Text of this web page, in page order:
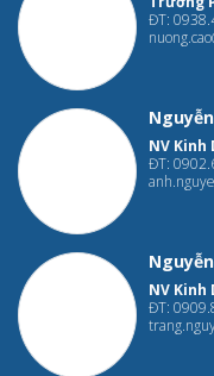
ĐT:
NV Kinh
ĐT:
NV Kinh
ĐT: